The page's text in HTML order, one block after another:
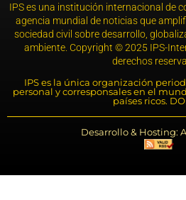
IPS es una institución internacional de
agencia mundial de noticias que
sociedad civil sobre desarrollo,
ambiente. Copyright © 2025 IPS-
derechos
IPS es la única organización
personal y corresponsales en el
países ricos.
Desarrollo & Hosting: